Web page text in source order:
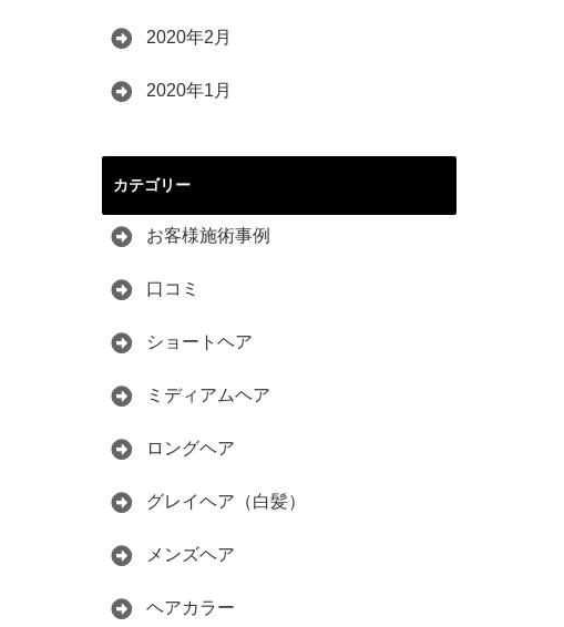
2020年2月
2020年1月
カテゴリー
お客様施術事例
口コミ
ショートヘア
ミディアムヘア
ロングヘア
グレイヘア（白髪）
メンズヘア
ヘアカラー